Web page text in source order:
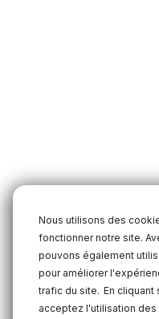
Nous utilisons des
fonctionner notre site.
pouvons également
pour améliorer
trafic du site. En cliquant
acceptez l'utilisation